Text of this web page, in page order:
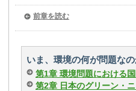
前章を読む
いま、環境の何が問題な
第1章 環境問題における
第2章 日本のグリーン・